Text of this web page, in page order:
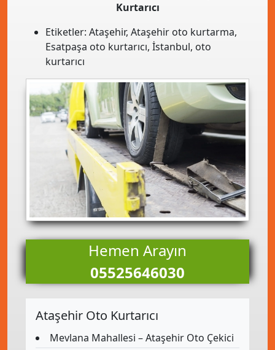
Kurtarıcı
Etiketler: Ataşehir, Ataşehir oto kurtarma,
Esatpaşa oto kurtarıcı, İstanbul, oto
kurtarıcı
Hemen Arayın
05525646030
Ataşehir Oto Kurtarıcı
Mevlana Mahallesi – Ataşehir Oto Çekici